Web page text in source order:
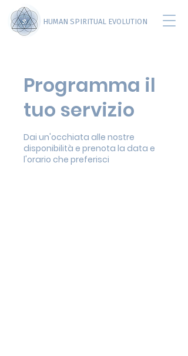
HUMAN SPIRITUAL EVOLUTION
Programma il
tuo servizio
Dai un'occhiata alle nostre
disponibilità e prenota la data e
l'orario che preferisci